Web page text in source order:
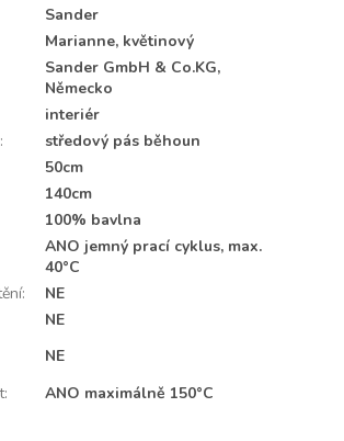
Sander
Marianne, květinový
Sander GmbH & Co.KG,
Německo
interiér
:
středový pás běhoun
50cm
140cm
100% bavlna
ANO jemný prací cyklus, max.
40°C
:
NE
NE
NE
: ANO maximálně 150°C